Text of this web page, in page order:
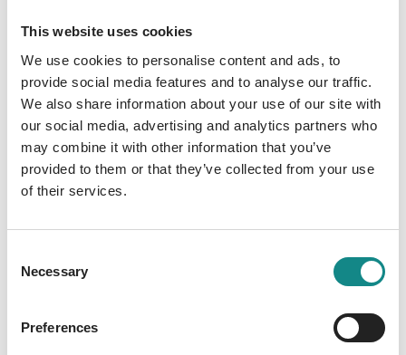
This website uses cookies
We use cookies to personalise content and ads, to
provide social media features and to analyse our traffic.
We also share information about your use of our site with
our social media, advertising and analytics partners who
may combine it with other information that you’ve
provided to them or that they’ve collected from your use
of their services.
Selection
Necessary
Preferences
nicht darauf freuen, seinen ehemaligen
Schützling spielen zu sehen und dessen
Familie zu treffen. Die gesamte Fahrt über
denkt er an Lu und an die Gründe, aus denen
sie nicht mit ihnen im Auto sitzt. Er denkt
daran, dass man die Vergangenheit
manchmal nicht hinter sich lassen kann. Dass
sein wird. Aber all diese Gedanken